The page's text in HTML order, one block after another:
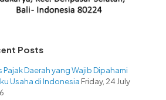
Posts
Pajak Daerah yang Wajib Dipahami
Usaha di Indonesia Friday, 24 July